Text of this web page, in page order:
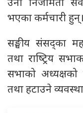
उनी निजामती
भएका कर्मचारी हुन्।
सङ्घीय संसद्का
तथा राष्‍ट्रिय
सभाको अध्यक्षको
तथा हटाउने